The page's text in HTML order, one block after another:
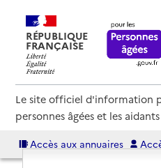
RÉPUBLIQUE
FRANÇAISE
Le site officiel d'information
personnes âgées et les aidants
Accès aux annuaires